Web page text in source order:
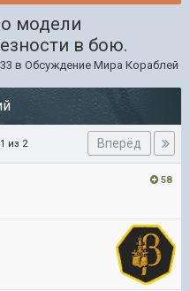
модели
в бою.
в Обсуждение Мира Кораблей
Вперёд
из 2
58